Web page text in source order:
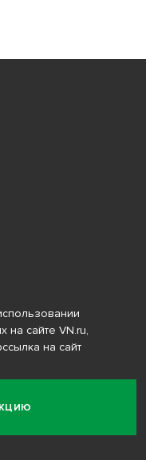
на сайте VN.ru,
на сайт